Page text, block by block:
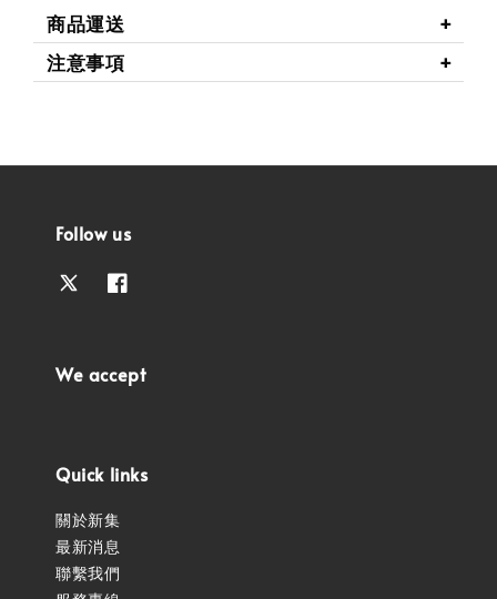
商品運送
注意事項
Follow us
We accept
Quick links
關於新集
最新消息
聯繫我們